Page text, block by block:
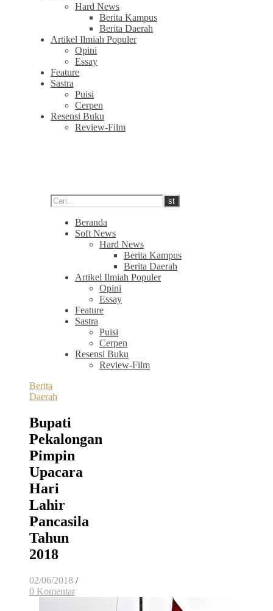
Hard News
Berita Kampus
Berita Daerah
Artikel Ilmiah Populer
Opini
Essay
Feature
Sastra
Puisi
Cerpen
Resensi Buku
Review-Film
Beranda
Soft News
Hard News
Berita Kampus
Berita Daerah
Artikel Ilmiah Populer
Opini
Essay
Feature
Sastra
Puisi
Cerpen
Resensi Buku
Review-Film
Berita
Daerah
Bupati
Pekalongan
Pimpin
Upacara
Hari
Lahir
Pancasila
Tahun
2018
02/06/2018 /
0 Komentar